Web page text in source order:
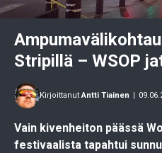
Stripillä – WSOP
KirjoittanutAntti Tiainen
Vain kivenheiton päässä
festivaalista tapahtui